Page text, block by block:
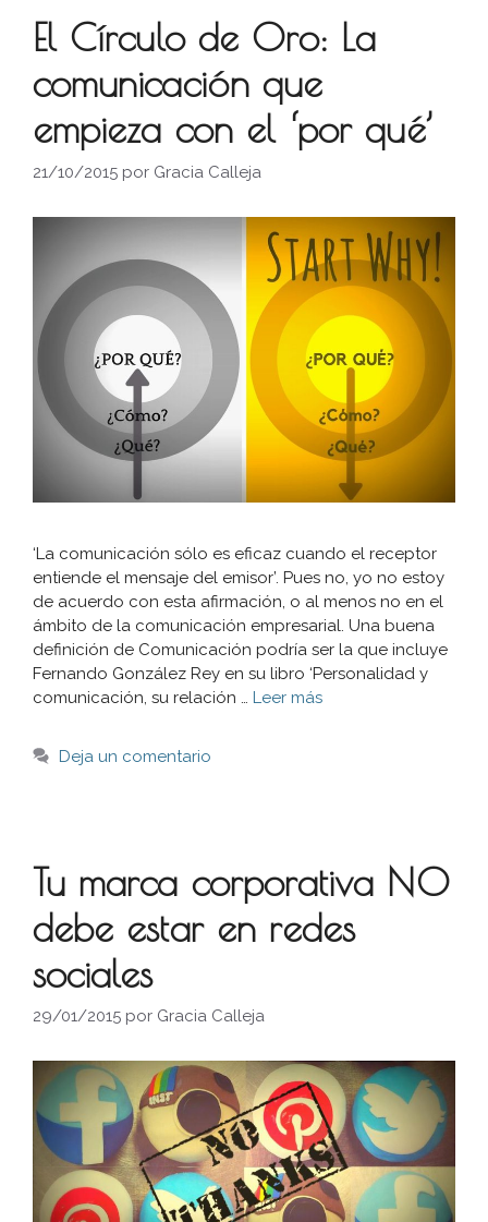
El Círculo de Oro: La
comunicación que
empieza con el ‘por qué’
21/10/2015 por Gracia Calleja
‘La comunicación sólo es eficaz cuando el receptor
entiende el mensaje del emisor’. Pues no, yo no estoy
de acuerdo con esta afirmación, o al menos no en el
ámbito de la comunicación empresarial. Una buena
definición de Comunicación podría ser la que incluye
Fernando González Rey en su libro ‘Personalidad y
comunicación, su relación … Leer más
Deja un comentario
Tu marca corporativa NO
debe estar en redes
sociales
29/01/2015 por Gracia Calleja